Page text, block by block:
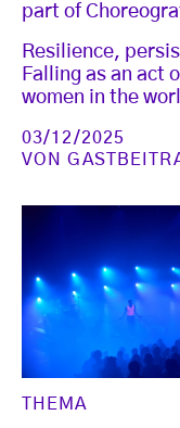
part of
Resilience,
Falling as an act
women in the
03/12/2025
VON
THEMA